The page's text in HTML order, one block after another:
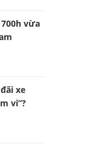
700h vừa
xe
vi”?